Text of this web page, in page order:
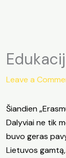
Leave a
Šiandien
Dalyviai ne tik
buvo geras
Lietuvos